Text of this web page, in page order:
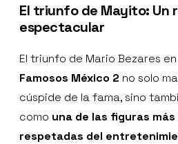
El triunfo de Mayito: Un
espectacular
El triunfo de Mario Bezares en
Famosos México 2 no solo
cúspide de la fama, sino
como una de las figuras
respetadas del